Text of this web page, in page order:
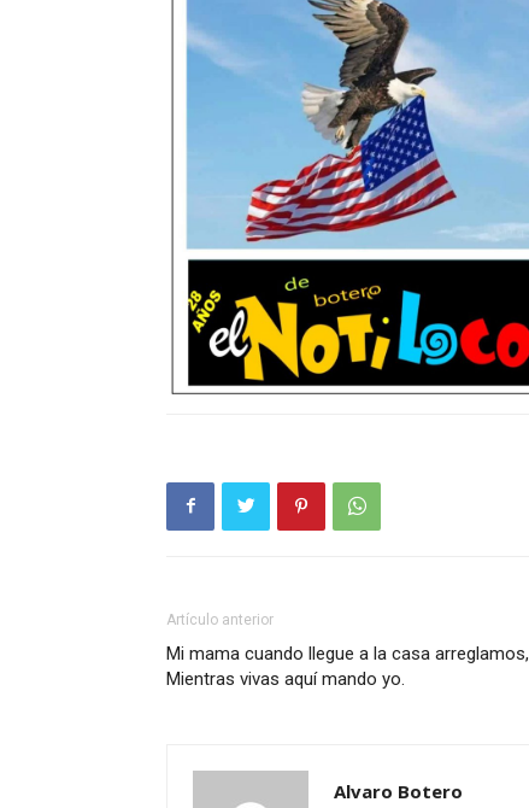
Artículo anterior
Mi mama cuando llegue a la casa arreglamos,
Mientras vivas aquí mando yo.
Alvaro Botero